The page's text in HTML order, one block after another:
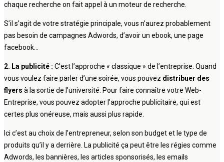
chaque recherche on fait appel à un moteur de recherche.
S’il s’agit de votre stratégie principale, vous n’aurez probablement
pas besoin de campagnes Adwords, d’avoir un ebook, une page
facebook…
2. La publicité : C’est l’approche « classique » de l’entreprise. Quand
vous voulez faire parler d’une soirée, vous pouvez distribuer des
flyers à la sortie de l’université. Pour faire connaître votre Web-
Entreprise, vous pouvez adopter l’approche publicitaire, qui est
certes plus onéreuse, mais aussi plus rapide.
Ici c’est au choix de l’entrepreneur, selon son budget et le type de
produits qu’il y a derrière. La publicité ça peut être les régies comme
Adwords, les bannières, les articles sponsorisés, les emails